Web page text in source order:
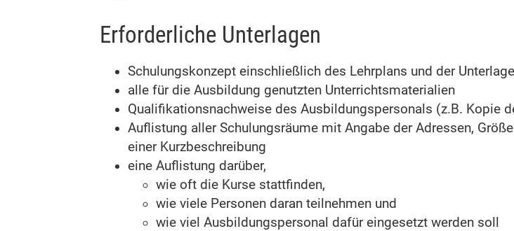
Erforderliche Unterlagen
Schulungskonzept einschließlich des Lehrplans und der
alle für die Ausbildung genutzten Unterrichtsmaterialien
Qualifikationsnachweise des Ausbildungspersonals (z.B. Kopie
Auflistung aller Schulungsräume mit Angabe der Adressen,
einer Kurzbeschreibung
eine Auflistung darüber,
wie oft die Kurse stattfinden,
wie viele Personen daran teilnehmen und
wie viel Ausbildungspersonal dafür eingesetzt werden soll